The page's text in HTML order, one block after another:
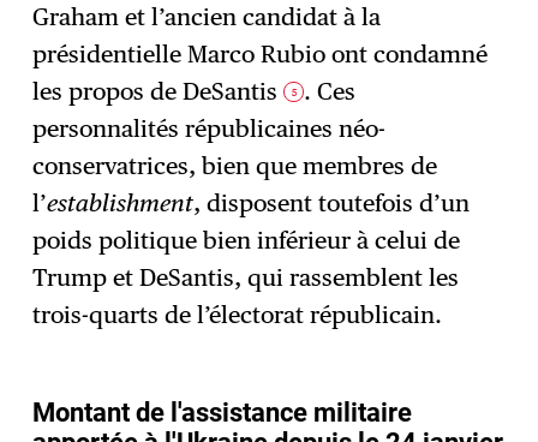
Graham et l’ancien candidat à la
présidentielle Marco Rubio ont condamné
les propos de DeSantis 5 . Ces
personnalités républicaines néo-
conservatrices, bien que membres de
l’establishment, disposent toutefois d’un
poids politique bien inférieur à celui de
Trump et DeSantis, qui rassemblent les
trois-quarts de l’électorat républicain.